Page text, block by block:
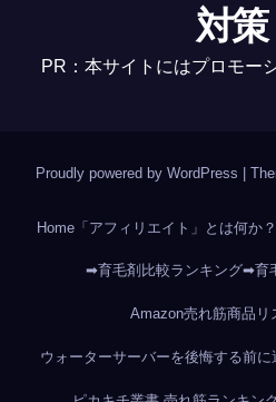
対策
PR：本サイトにはプロモー
Proudly powered by WordPress
Home「アフィリエイト」とは何か？
➡育毛剤比較ランキング➡育
Amazon売れ筋商品リ
ウォーターサーバーを後悔する前に